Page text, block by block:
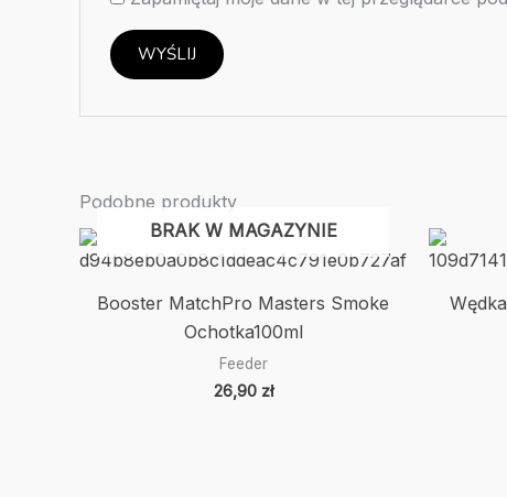
Podobne produkty
BRAK W MAGAZYNIE
Booster MatchPro Masters Smoke
Ochotka100ml
Feeder
26,90 zł